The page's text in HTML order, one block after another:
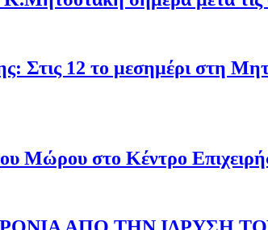
Στις 12 το μεσημέρι στη
Μώρου στο Κέντρο